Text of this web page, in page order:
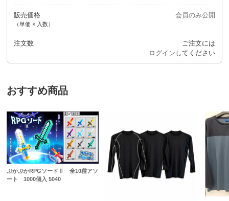
販売価格
（単価 × 入数）
会員のみ公開
注文数
ご注文には
ログイン してください
おすすめ商品
ぷかぷかRPGソードⅡ 全10種アソ
ート 1000個入 5040